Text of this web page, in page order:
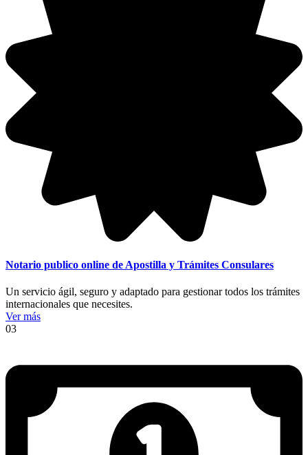
Notario publico online de Apostilla y Trámites Consulares
Un servicio ágil, seguro y adaptado para gestionar todos los trámites
internacionales que necesites.
Ver más
03